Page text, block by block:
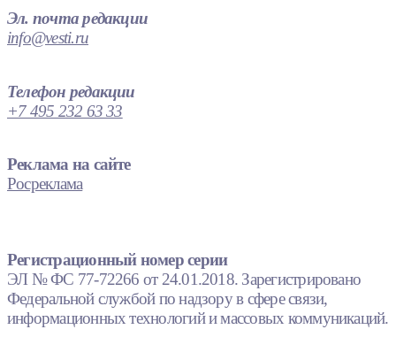
Эл. почта редакции
info@vesti.ru
Телефон редакции
+7 495 232 63 33
Реклама на сайте
Росреклама
Регистрационный номер серии
ЭЛ № ФС 77-72266 от 24.01.2018. Зарегистрировано
Федеральной службой по надзору в сфере связи,
информационных технологий и массовых коммуникаций.